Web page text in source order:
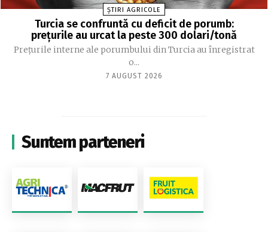
ȘTIRI AGRICOLE
Turcia se confruntă cu deficit de porumb:
prețurile au urcat la peste 300 dolari/tonă
Prețurile interne ale porumbului din Turcia au înregistrat
o...
7 AUGUST 2026
Suntem parteneri